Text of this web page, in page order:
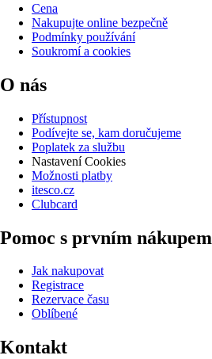
Cena
Nakupujte online bezpečně
Podmínky používání
Soukromí a cookies
O nás
Přístupnost
Podívejte se, kam doručujeme
Poplatek za službu
Nastavení Cookies
Možnosti platby
itesco.cz
Clubcard
Pomoc s prvním nákupem
Jak nakupovat
Registrace
Rezervace času
Oblíbené
Kontakt